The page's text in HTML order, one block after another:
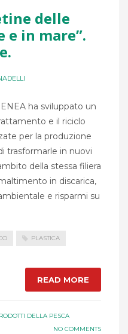
delle
e in mare”.
ha sviluppato un
e il riciclo
per la produzione
trasformarle in nuovi
della stessa filiera
in discarica,
e risparmi su
PLASTICA
READ MORE
DELLA PESCA
NO COMMENTS